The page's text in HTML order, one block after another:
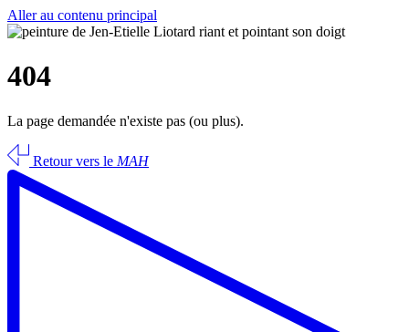
Aller au contenu principal
404
La page demandée n'existe pas (ou plus).
Retour vers le MAH